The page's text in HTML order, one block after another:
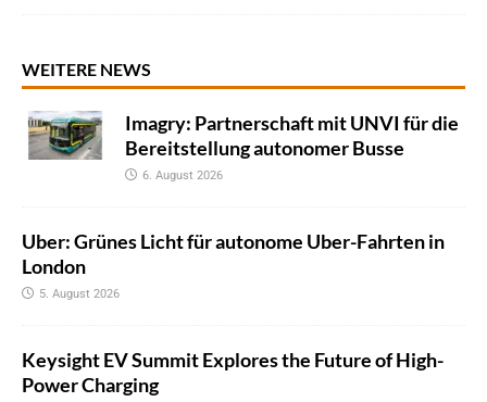
WEITERE NEWS
Imagry: Partnerschaft mit UNVI für die
Bereitstellung autonomer Busse
6. August 2026
Uber: Grünes Licht für autonome Uber-Fahrten in
London
5. August 2026
Keysight EV Summit Explores the Future of High-
Power Charging